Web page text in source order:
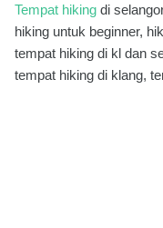
Tempat hiking di
hiking untuk beginner,
tempat hiking di kl dan
tempat hiking di klang,